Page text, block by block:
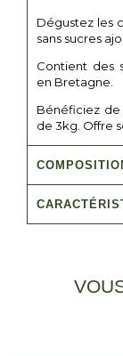
Dégustez les
sans sucres
Contient des
en Bretagne.
Bénéficiez de
de 3kg. Offre